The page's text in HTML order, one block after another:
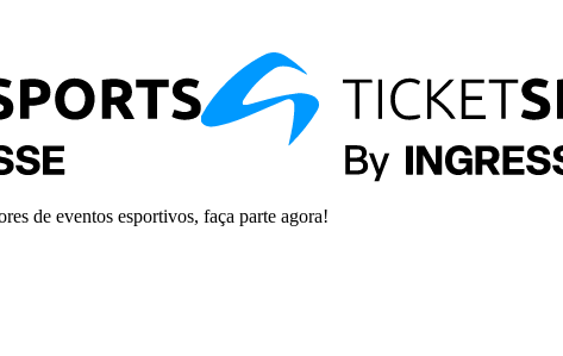
de eventos esportivos, faça parte agora!